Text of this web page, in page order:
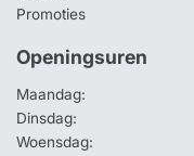
Promoties
Openingsuren
Maandag:
Dinsdag:
Woensdag: